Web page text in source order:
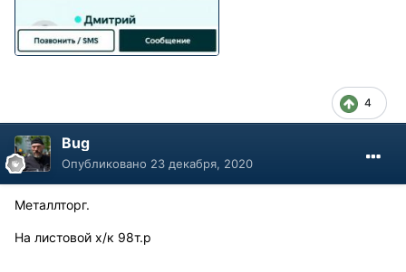
4
Bug
Опубликовано 23 декабря, 2020
Металлторг.
На листовой х/к 98т.р